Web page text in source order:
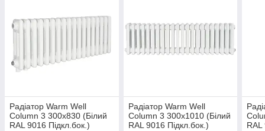
Радіатор Warm Well
Column 3 300x830 (Білий
RAL 9016 Підкл.бок.)
Радіатор Warm Well
Column 3 300x1010 (Білий
RAL 9016 Підкл.бок.)
RAL